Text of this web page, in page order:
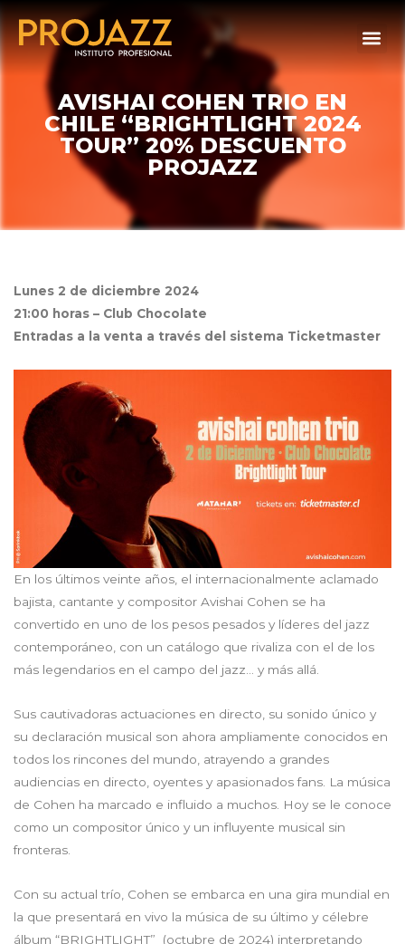
AVISHAI COHEN TRIO EN
CHILE “BRIGHTLIGHT 2024
TOUR” 20% DESCUENTO
PROJAZZ
Lunes 2 de diciembre 2024
21:00 horas – Club Chocolate
Entradas a la venta a través del sistema Ticketmaster
En los últimos veinte años, el internacionalmente aclamado
bajista, cantante y compositor Avishai Cohen se ha
convertido en uno de los pesos pesados y líderes del jazz
contemporáneo, con un catálogo que rivaliza con el de los
más legendarios en el campo del jazz… y más allá.
Sus cautivadoras actuaciones en directo, su sonido único y
su declaración musical son ahora ampliamente conocidos en
todos los rincones del mundo, atrayendo a grandes
audiencias en directo, oyentes y apasionados fans. La música
de Cohen ha marcado e influido a muchos. Hoy se le conoce
como un compositor único y un influyente musical sin
fronteras.
Con su actual trío, Cohen se embarca en una gira mundial en
la que presentará en vivo la música de su último y célebre
álbum “BRIGHTLIGHT” (octubre de 2024) interpretando